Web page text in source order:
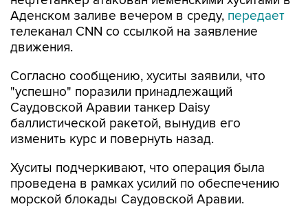
Аденском заливе вечером в среду, передает
телеканал CNN со ссылкой на заявление
движения.
Согласно сообщению, хуситы заявили, что
"успешно" поразили принадлежащий
Саудовской Аравии танкер Daisy
баллистической ракетой, вынудив его
изменить курс и повернуть назад.
Хуситы подчеркивают, что операция была
проведена в рамках усилий по обеспечению
морской блокады Саудовской Аравии.